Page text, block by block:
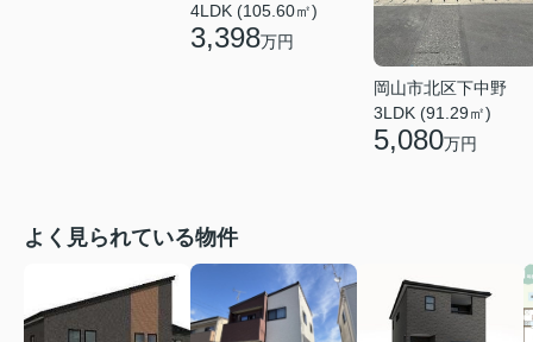
4LDK (105.60㎡)
3,398万円
岡山市北区下中野
3LDK (91.29㎡)
5,080万円
よく見られている物件